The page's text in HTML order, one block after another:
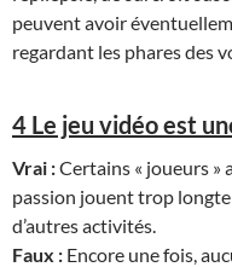
peuvent avoir
regardant les phares des
4 Le jeu vidéo est
Vrai :Certains « joueurs »
passion jouent trop
d’autres activités.
Faux : Encore une fois,